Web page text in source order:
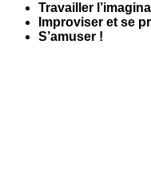
Travailler
Improviser et se
S’amuser !